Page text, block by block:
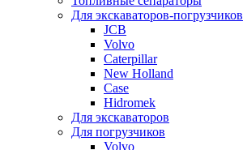
Для экскаваторов-погрузчиков
JCB
Volvo
Caterpillar
New Holland
Case
Hidromek
Для экскаваторов
Для погрузчиков
Volvo